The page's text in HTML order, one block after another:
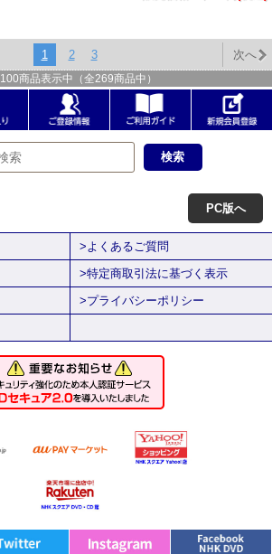
1 2 3 次へ
100商品表示中（全269商品中）
PC版へ
>よくあるご質問
>特定商取引法に基づく表示
>プライバシーポリシー